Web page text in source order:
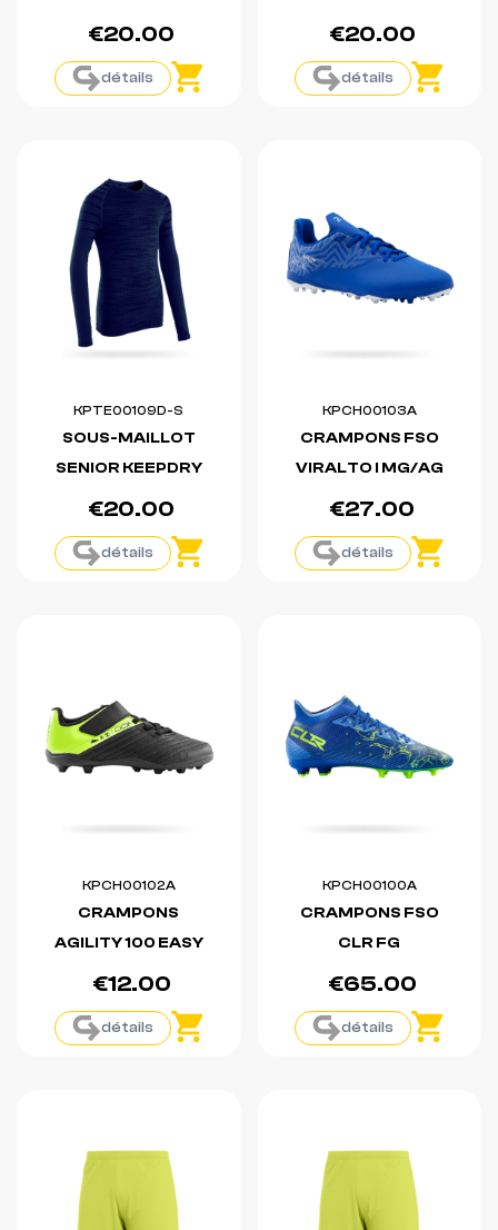
€20.00
détails
€20.00
détails
KPTE00109D-S
SOUS-MAILLOT
SENIOR KEEPDRY
€20.00
détails
KPCH00103A
CRAMPONS FSO
VIRALTO I MG/AG
€27.00
détails
KPCH00102A
CRAMPONS
AGILITY 100 EASY
€12.00
détails
KPCH00100A
CRAMPONS FSO
CLR FG
€65.00
détails